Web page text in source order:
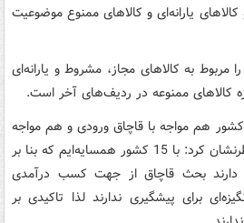
یارانه‌ای و کالاهای ممنوع موضوعیت
به کالاهای مجاز، مشروط و یارانه‌‌ای
کالاهای ممنوعه در ردیف‌های آخر است.
کشور هم مواجه با قاچاق ورودی و هم مواجه
با قاچاق خروجی هستیم، خاطرنشان کرد: با 15 کشور همسایه‌ایم که بنا بر
دارند بحث قاچاق از جهت کسب درآمدی
برای پیشگیری ندارند لذا تاکیدی بر